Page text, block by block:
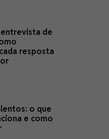
de
resposta
o que
e como